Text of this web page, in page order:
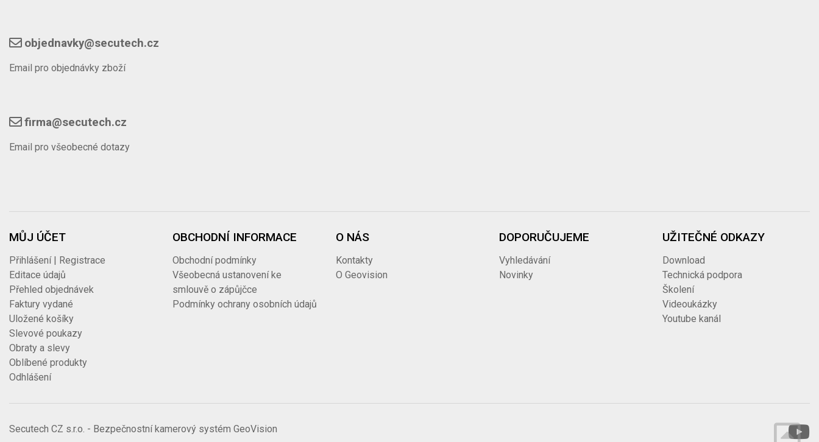
objednavky@secutech.cz
Email pro objednávky zboží
firma@secutech.cz
Email pro všeobecné dotazy
MŮJ ÚČET
Přihlášení | Registrace
Editace údajů
Přehled objednávek
Faktury vydané
Uložené košíky
Slevové poukazy
Obraty a slevy
Oblíbené produkty
Odhlášení
OBCHODNÍ INFORMACE
Obchodní podmínky
Všeobecná ustanovení ke
smlouvě o zápůjčce
Podmínky ochrany osobních údajů
O NÁS
Kontakty
O Geovision
DOPORUČUJEME
Vyhledávání
Novinky
UŽITEČNÉ ODKAZY
Download
Technická podpora
Školení
Videoukázky
Youtube kanál
Secutech CZ s.r.o. - Bezpečnostní kamerový systém GeoVision